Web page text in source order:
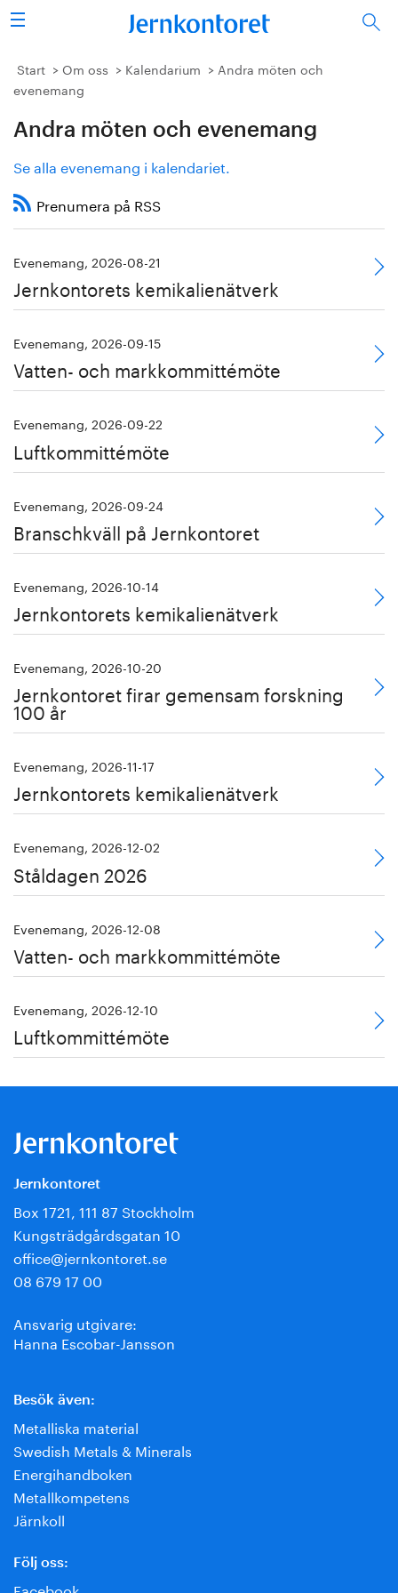
Sök
Stålindustrin
Energi/miljö
Publicerat
Bildbank
Om oss
Start Om oss Kalendarium
Andra möten och
evenemang
Andra möten och evenemang
Se alla evenemang i kalendariet.
Prenumera på RSS
Evenemang, 2026-08-21
Jernkontorets kemikalienätverk
Evenemang, 2026-09-15
Vatten- och markkommittémöte
Evenemang, 2026-09-22
Luftkommittémöte
Evenemang, 2026-09-24
Branschkväll på Jernkontoret
Evenemang, 2026-10-14
Jernkontorets kemikalienätverk
Evenemang, 2026-10-20
Jernkontoret firar gemensam forskning
100 år
Evenemang, 2026-11-17
Jernkontorets kemikalienätverk
Evenemang, 2026-12-02
Ståldagen 2026
Evenemang, 2026-12-08
Vatten- och markkommittémöte
Evenemang, 2026-12-10
Luftkommittémöte
Jernkontoret
Box 1721, 111 87 Stockholm
Kungsträdgårdsgatan 10
office@jernkontoret.se
08 679 17 00
Ansvarig utgivare:
Hanna Escobar-Jansson
Besök även:
Metalliska material
Swedish Metals & Minerals
Energihandboken
Metallkompetens
Järnkoll
Följ oss: